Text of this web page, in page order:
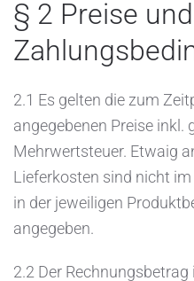
§ 2 Preise und
2.1 Es gelten die zum
angegebenen Preise inkl.
Mehrwertsteuer. Etwaig
Lieferkosten sind nicht
in der jeweiligen
angegeben.
2.2 Der